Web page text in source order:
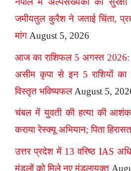
जमीयतुल कुरैश ने जताई चिंता,
मांग August 5, 2026
आज का राशिफल 5 अगस्त 2026:
असीम कृपा से इन 5 राशियों का
विस्तृत भविष्यफल August 5,
चंबल में युवती की हत्या की
कराया रेस्क्यू अभियान; पिता
उत्तर प्रदेश में 13 वरिष्ठ IAS
मंडलों को मिले नए मंडलायुक्त